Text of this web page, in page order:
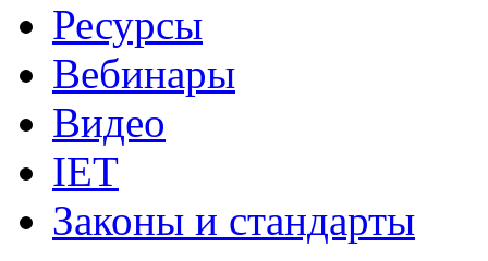
Ресурсы
Вебинары
Видео
IET
Законы и стандарты